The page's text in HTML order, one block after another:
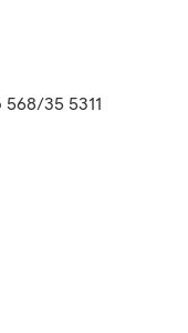
35 5311